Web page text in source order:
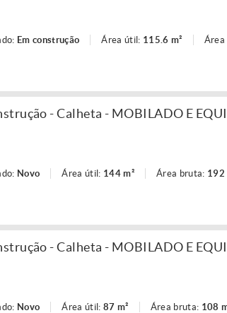
Em construção Área útil: 115.6 m² Área
- Calheta - MOBILADO E
Novo Área útil: 144 m² Área bruta: 192
- Calheta - MOBILADO E
Novo Área útil: 87 m² Área bruta: 108